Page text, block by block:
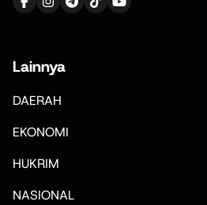
Lainnya
DAERAH
EKONOMI
HUKRIM
NASIONAL